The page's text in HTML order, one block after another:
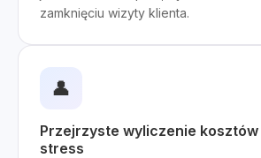
zamknięciu wizyty klienta.
👤
Przejrzyste wyliczenie
stress